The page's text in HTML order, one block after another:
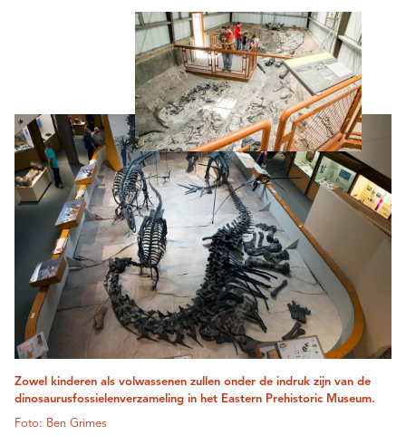
Zowel kinderen als volwassenen zullen onder de indruk zijn van de
dinosaurusfossielenverzameling in het Eastern Prehistoric Museum.
Foto: Ben Grimes